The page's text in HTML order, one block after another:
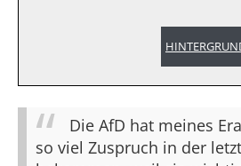
Die AfD hat meines
so viel Zuspruch in der